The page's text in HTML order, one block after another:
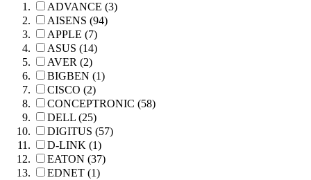
ADVANCE (3)
AISENS (94)
APPLE (7)
ASUS (14)
AVER (2)
BIGBEN (1)
CISCO (2)
CONCEPTRONIC (58)
DELL (25)
DIGITUS (57)
D-LINK (1)
EATON (37)
EDNET (1)